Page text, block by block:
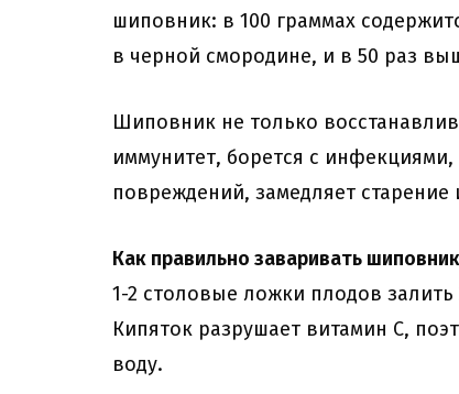
шиповник: в 100 граммах
в черной смородине, и в 50 раз
Шиповник не только
иммунитет, борется с
повреждений, замедляет
Как правильно заваривать
1-2 столовые ложки плодов залить
Кипяток разрушает витамин С,
воду.